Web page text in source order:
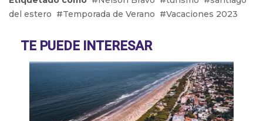
Blanca López Digiano: "Todo el mundo está
pendiente de lo que sucede en Cosquín"
los efectos de esta enfermedad"
del estero
Temporada de Verano Vacaciones 2023
TE PUEDE INTERESAR